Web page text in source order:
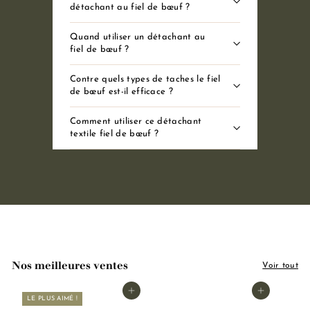
détachant au fiel de bœuf ?
Quand utiliser un détachant au
fiel de bœuf ?
Contre quels types de taches le fiel
de bœuf est-il efficace ?
Comment utiliser ce détachant
textile fiel de bœuf ?
Nos meilleures ventes Voir tout
Ajouter au panier
LE PLUS AIMÉ ! Ajouter au panier